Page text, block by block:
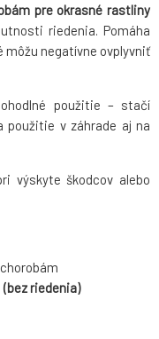
pre okrasné rastliny
riedenia. Pomáha
môžu negatívne ovplyvniť
použitie – stačí
použitie v záhrade aj na
výskyte škodcov alebo
(bez riedenia)